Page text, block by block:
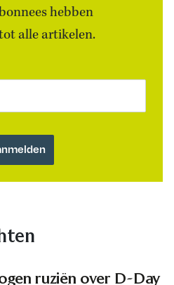
hebben
alle artikelen.
ruziën over D-Day